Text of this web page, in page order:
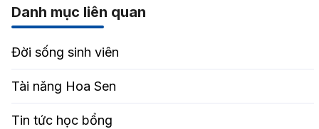
Danh mục liên quan
Đời sống sinh viên
Tài năng Hoa Sen
Tin tức học bổng